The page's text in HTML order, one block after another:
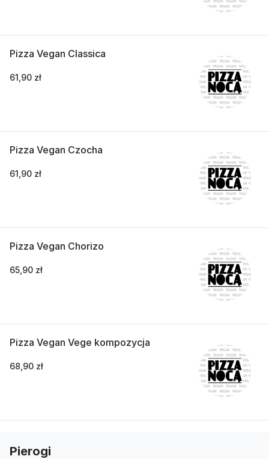
Pizza Vegan Classica
61,90 zł
Pizza Vegan Czocha
61,90 zł
Pizza Vegan Chorizo
65,90 zł
Pizza Vegan Vege kompozycja
68,90 zł
Pierogi